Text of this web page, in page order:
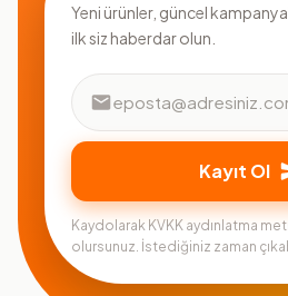
Yeni ürünler, güncel
ilk siz haberdar olun.
Kayıt Ol
Kaydolarak KVKK aydınlatma
olursunuz. İstediğiniz zaman